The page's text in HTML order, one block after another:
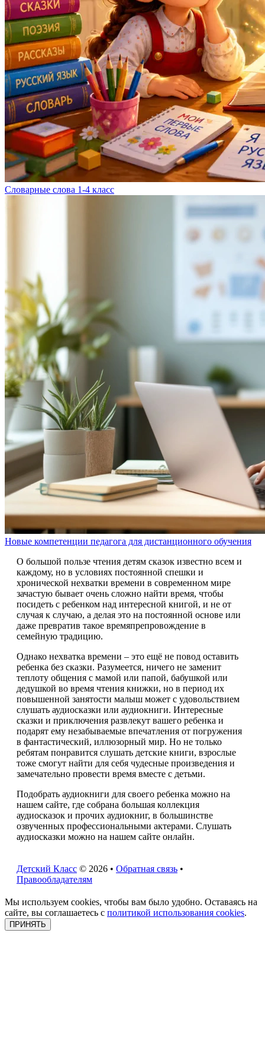
Словарные слова 1-4 класс
Новые компетенции педагога для дистанционного обучения
О большой пользе чтения детям сказок известно всем и
каждому, но в условиях постоянной спешки и
хронической нехватки времени в современном мире
зачастую бывает очень сложно найти время, чтобы
посидеть с ребенком над интересной книгой, и не от
случая к случаю, а делая это на постоянной основе или
даже превратив такое времяпрепровождение в
семейную традицию.
Однако нехватка времени – это ещё не повод оставить
ребенка без сказки. Разумеется, ничего не заменит
теплоту общения с мамой или папой, бабушкой или
дедушкой во время чтения книжки, но в период их
повышенной занятости малыш может с удовольствием
слушать аудиосказки или аудиокниги. Интересные
сказки и приключения развлекут вашего ребенка и
подарят ему незабываемые впечатления от погружения
в фантастический, иллюзорный мир. Но не только
ребятам понравится слушать детские книги, взрослые
тоже смогут найти для себя чудесные произведения и
замечательно провести время вместе с детьми.
Подобрать аудиокниги для своего ребенка можно на
нашем сайте, где собрана большая коллекция
аудиосказок и прочих аудиокниг, в большинстве
озвученных профессиональными актерами. Слушать
аудиосказки можно на нашем сайте онлайн.
Детский Класс © 2026 • Обратная связь •
Правообладателям
Мы используем cookies, чтобы вам было удобно. Оставаясь на
сайте, вы соглашаетесь с политикой использования cookies.
ПРИНЯТЬ